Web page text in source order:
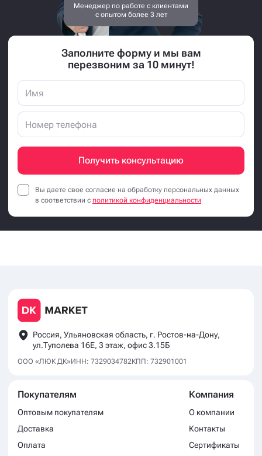
Менеджер по работе с клиентами
с опытом более 3 лет
Заполните форму и мы вам
перезвоним за 10 минут!
Получить консультацию
Вы даете свое согласие на обработку персональных данных
в соответствии с политикой конфиденциальности
Россия, Ульяновская область, г. Ростов-на-Дону,
ул.Туполева 16Е, 3 этаж, офис 3.15Б
ООО «ЛЮК ДК»ИНН: 7329034782КПП: 732901001
Покупателям
Оптовым покупателям
Доставка
Оплата
Компания
О компании
Контакты
Сертификаты